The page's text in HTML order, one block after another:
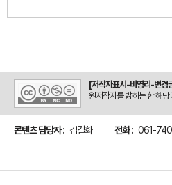
[저작자표시-비영리-변경
원저작자를 밝히는 한 해
콘텐츠 담당자 : 김길화 전화 : 061-